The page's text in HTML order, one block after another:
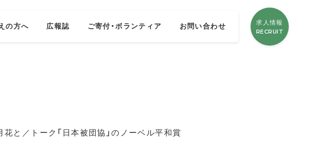
の方へ 広報誌 ご寄付・ボランティア お問い合わせ
求人情報
RECRUIT
／トーク「日本被団協」のノーベル平和賞